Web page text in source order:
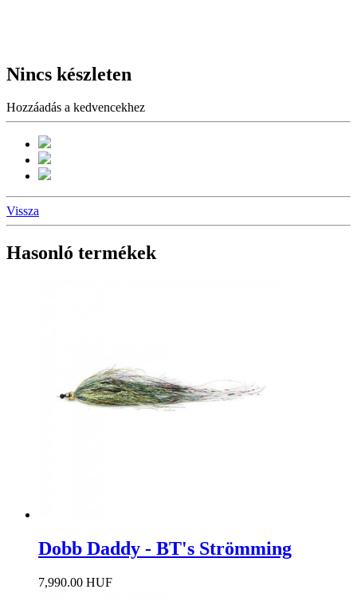
Nincs készleten
Hozzáadás a kedvencekhez
Vissza
Hasonló termékek
Dobb Daddy - BT's Strömming
7,990.00 HUF